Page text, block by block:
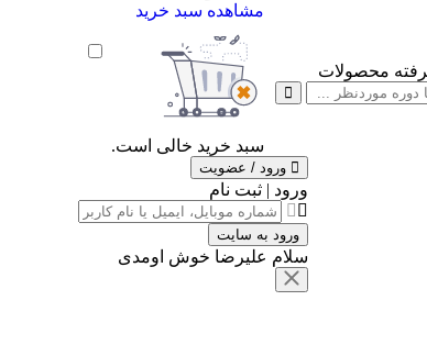
محصولات
مشاهده‌ سبد خرید
سبد خرید خالی است.
ورود / عضویت
ورود | ثبت نام
ورود به سایت
سلام علیرضا خوش اومدی